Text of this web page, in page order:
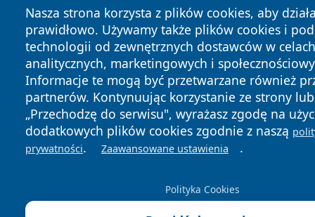
Nasza strona korzysta z plików cookies, aby
prawidłowo. Używamy także plików cookies i
technologii od zewnętrznych dostawców w celach
analitycznych, marketingowych i
Informacje te mogą być przetwarzane również
partnerów. Kontynuując korzystanie ze strony
„Przechodzę do serwisu", wyrażasz zgodę na
dodatkowych plików cookies zgodnie z naszą
prywatności. Zaawansowane ustawienia .
Polityka Cookies